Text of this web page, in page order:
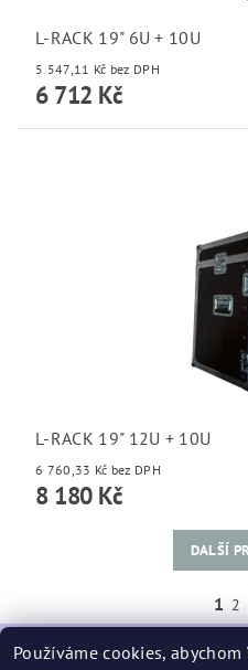
L-RACK 19" 6U + 10U
5 547,11 Kč bez DPH
6 712 Kč
L-RACK 19" 12U + 10U
6 760,33 Kč bez DPH
8 180 Kč
DALŠÍ
1 2
Používáme cookies,